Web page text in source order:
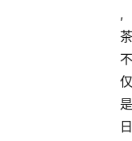
,
茶
不
仅
是
日